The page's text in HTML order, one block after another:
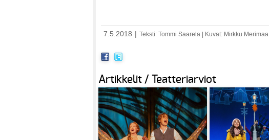
7.5.2018 Teksti: Tommi Saarela | Kuvat: Mirkku Merimaa
Artikkelit / Teatteriarviot